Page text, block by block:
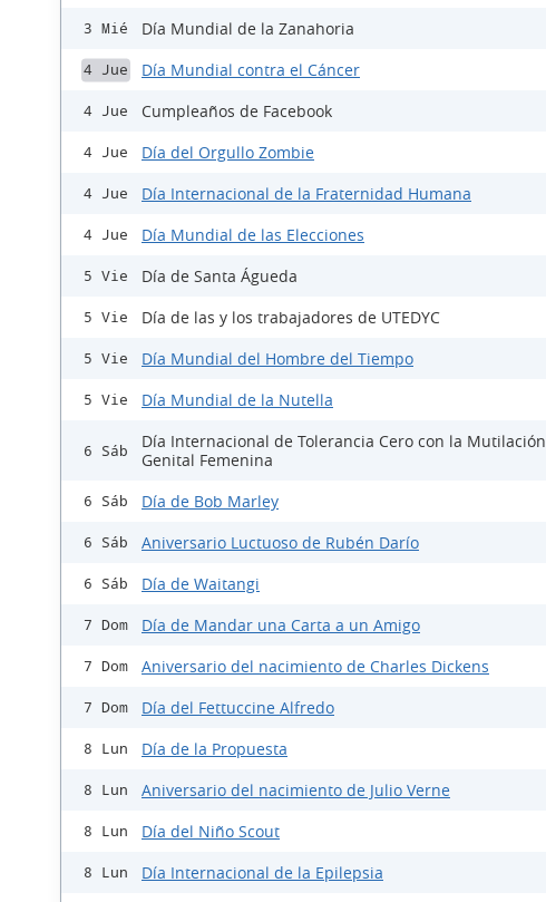
3 Mié Día Mundial de la Zanahoria
4 Jue Día Mundial contra el Cáncer
4 Jue Cumpleaños de Facebook
4 Jue Día del Orgullo Zombie
4 Jue Día Internacional de la Fraternidad Humana
4 Jue Día Mundial de las Elecciones
5 Vie Día de Santa Águeda
5 Vie Día de las y los trabajadores de UTEDYC
5 Vie Día Mundial del Hombre del Tiempo
5 Vie Día Mundial de la Nutella
6 Sáb
Día Internacional de Tolerancia Cero con la Mutilación
Genital Femenina
6 Sáb Día de Bob Marley
6 Sáb Aniversario Luctuoso de Rubén Darío
6 Sáb Día de Waitangi
7 Dom Día de Mandar una Carta a un Amigo
7 Dom Aniversario del nacimiento de Charles Dickens
7 Dom Día del Fettuccine Alfredo
8 Lun Día de la Propuesta
8 Lun Aniversario del nacimiento de Julio Verne
8 Lun Día del Niño Scout
8 Lun Día Internacional de la Epilepsia